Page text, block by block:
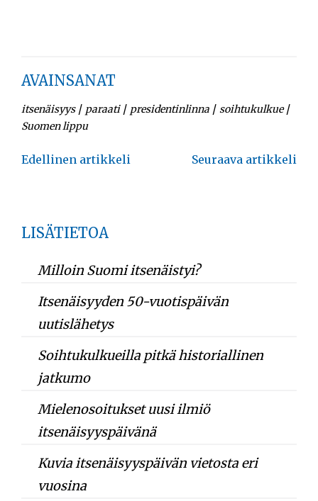
AVAINSANAT
itsenäisyys/ paraati/ presidentinlinna / soihtukulkue/
Suomen lippu
Artikkelien
Edellinen artikkeli Seuraava artikkeli
LISÄTIETOA
Milloin Suomi itsenäistyi?
Itsenäisyyden 50-vuotispäivän
uutislähetys
Soihtukulkueilla pitkä historiallinen
jatkumo
Mielenosoitukset uusi ilmiö
itsenäisyyspäivänä
Kuvia itsenäisyyspäivän vietosta eri
vuosina